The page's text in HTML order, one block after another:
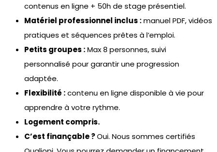
contenus en ligne + 50h de stage présentiel.
Matériel professionnel inclus :manuel PDF, vidéos
pratiques et séquences prêtes à l’emploi.
Petits groupes :Max 8 personnes, suivi
personnalisé pour garantir une progression
adaptée.
Flexibilité :contenu en ligne disponible à vie pour
apprendre à votre rythme.
Logement compris.
C’est finançable ?Oui. Nous sommes certifiés